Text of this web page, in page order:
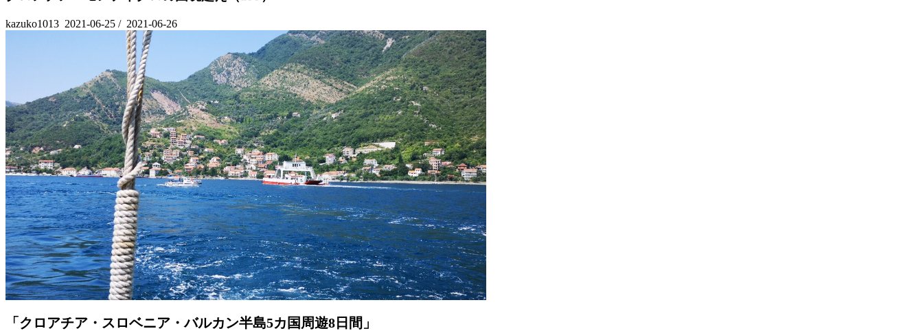
kazuko1013 2021-06-25 / 2021-06-26
「クロアチア・スロベニア・バルカン半島5カ国周遊8日間」